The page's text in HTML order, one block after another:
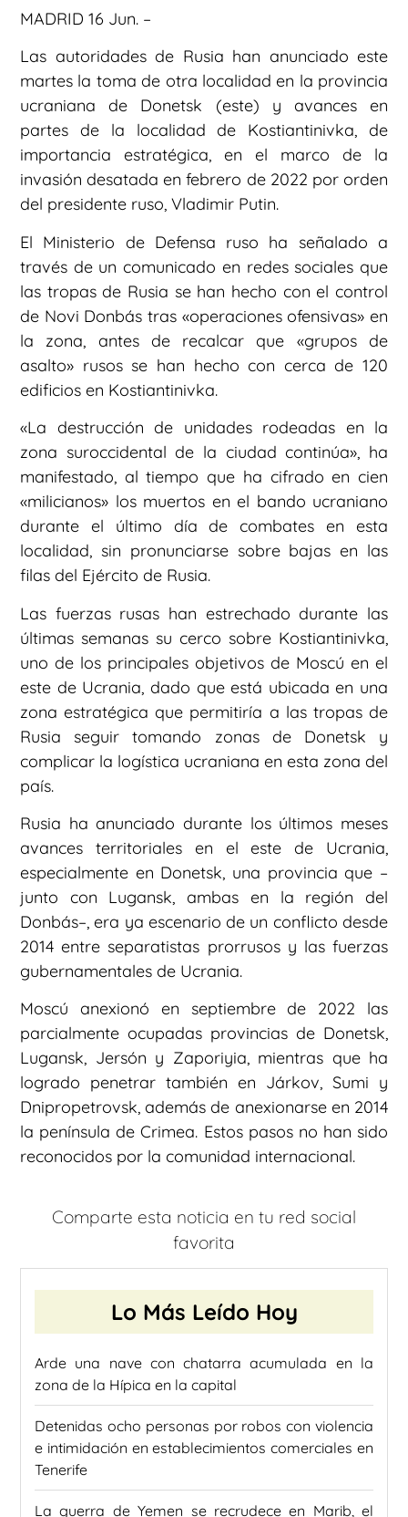
MADRID 16 Jun. –
Las autoridades de Rusia han anunciado este
martes la toma de otra localidad en la provincia
ucraniana de Donetsk (este) y avances en
partes de la localidad de Kostiantinivka, de
importancia estratégica, en el marco de la
invasión desatada en febrero de 2022 por orden
del presidente ruso, Vladimir Putin.
El Ministerio de Defensa ruso ha señalado a
través de un comunicado en redes sociales que
las tropas de Rusia se han hecho con el control
de Novi Donbás tras «operaciones ofensivas» en
la zona, antes de recalcar que «grupos de
asalto» rusos se han hecho con cerca de 120
edificios en Kostiantinivka.
«La destrucción de unidades rodeadas en la
zona suroccidental de la ciudad continúa», ha
manifestado, al tiempo que ha cifrado en cien
«milicianos» los muertos en el bando ucraniano
durante el último día de combates en esta
localidad, sin pronunciarse sobre bajas en las
filas del Ejército de Rusia.
Las fuerzas rusas han estrechado durante las
últimas semanas su cerco sobre Kostiantinivka,
uno de los principales objetivos de Moscú en el
este de Ucrania, dado que está ubicada en una
zona estratégica que permitiría a las tropas de
Rusia seguir tomando zonas de Donetsk y
complicar la logística ucraniana en esta zona del
país.
Rusia ha anunciado durante los últimos meses
avances territoriales en el este de Ucrania,
especialmente en Donetsk, una provincia que –
junto con Lugansk, ambas en la región del
Donbás–, era ya escenario de un conflicto desde
2014 entre separatistas prorrusos y las fuerzas
gubernamentales de Ucrania.
Moscú anexionó en septiembre de 2022 las
parcialmente ocupadas provincias de Donetsk,
Lugansk, Jersón y Zaporiyia, mientras que ha
logrado penetrar también en Járkov, Sumi y
Dnipropetrovsk, además de anexionarse en 2014
la península de Crimea. Estos pasos no han sido
reconocidos por la comunidad internacional.
Comparte esta noticia en tu red social
favorita
Lo Más Leído Hoy
Arde una nave con chatarra acumulada en la
zona de la Hípica en la capital
Detenidas ocho personas por robos con violencia
e intimidación en establecimientos comerciales en
Tenerife
La guerra de Yemen se recrudece en Marib, el